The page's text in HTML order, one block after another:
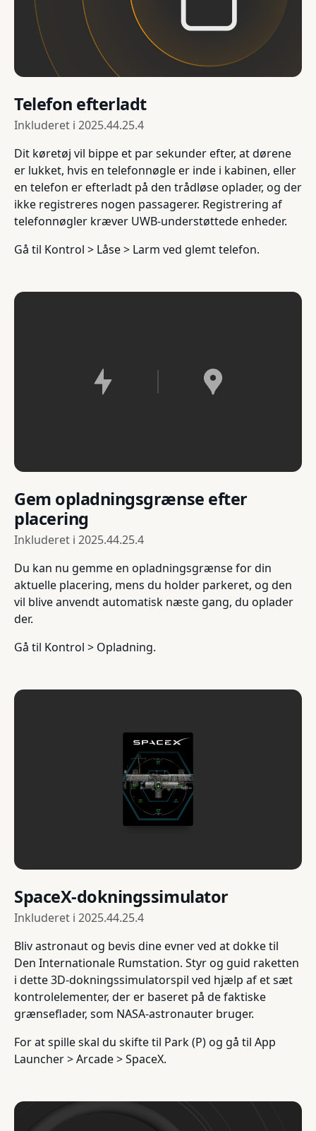
Telefon efterladt
Inkluderet i 2025.44.25.4
Dit køretøj vil bippe et par sekunder efter, at dørene
er lukket, hvis en telefonnøgle er inde i kabinen, eller
en telefon er efterladt på den trådløse oplader, og der
ikke registreres nogen passagerer. Registrering af
telefonnøgler kræver UWB-understøttede enheder.
Gå til Kontrol > Låse > Larm ved glemt telefon.
Gem opladningsgrænse efter
placering
Inkluderet i 2025.44.25.4
Du kan nu gemme en opladningsgrænse for din
aktuelle placering, mens du holder parkeret, og den
vil blive anvendt automatisk næste gang, du oplader
der.
Gå til Kontrol > Opladning.
SpaceX-dokningssimulator
Inkluderet i 2025.44.25.4
Bliv astronaut og bevis dine evner ved at dokke til
Den Internationale Rumstation. Styr og guid raketten
i dette 3D-dokningssimulatorspil ved hjælp af et sæt
kontrolelementer, der er baseret på de faktiske
grænseflader, som NASA-astronauter bruger.
For at spille skal du skifte til Park (P) og gå til App
Launcher > Arcade > SpaceX.